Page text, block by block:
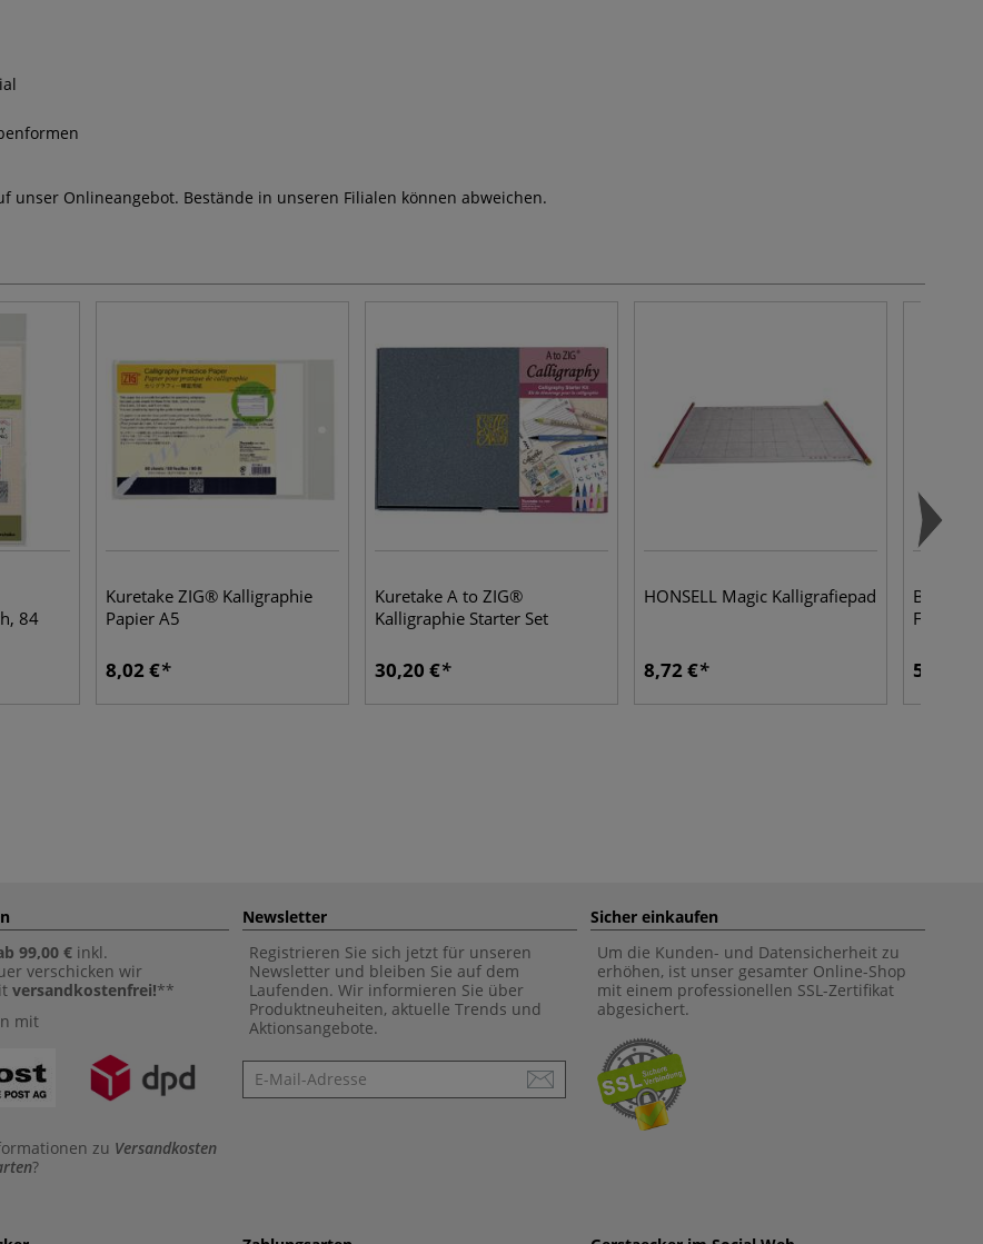
unser Onlineangebot. Bestände in unseren Filialen können abweichen.
84
Kuretake ZIG® Kalligraphie
Papier A5
8,02 €
Kuretake A to ZIG®
Kalligraphie Starter Set
30,20 €
HONSELL Magic Kalligrafiepad
8,72 €
Brause
5,94 €
99,00 € inkl.
verschicken wir
versandkostenfrei!**
mit
zu Versandkosten
?
Newsletter
Registrieren Sie sich jetzt für unseren
Newsletter und bleiben Sie auf dem
Laufenden. Wir informieren Sie über
Produktneuheiten, aktuelle Trends und
Aktionsangebote.
Newsletter
Sicher einkaufen
Um die Kunden- und Datensicherheit zu
erhöhen, ist unser gesamter Online-Shop
mit einem professionellen SSL-Zertifikat
abgesichert.